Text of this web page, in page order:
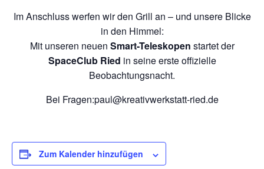
Im Anschluss werfen wir den Grill an – und unsere Blicke
in den Himmel:
Mit unseren neuen Smart-Teleskopen startet der
SpaceClub Ried in seine erste offizielle
Beobachtungsnacht.
Bei Fragen:paul@kreativwerkstatt-ried.de
Zum Kalender hinzufügen